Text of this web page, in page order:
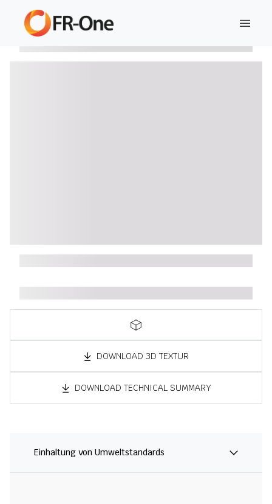
DOWNLOAD 3D TEXTUR
DOWNLOAD TECHNICAL SUMMARY
Einhaltung von Umweltstandards